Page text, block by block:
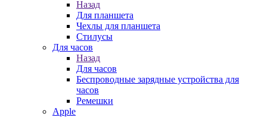
Назад
Для планшета
Чехлы для планшета
Стилусы
Для часов
Назад
Для часов
Беспроводные зарядные устройства для
часов
Ремешки
Apple